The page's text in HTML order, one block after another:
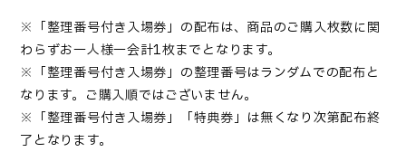
※「整理番号付き入場券」の配布は、商品のご購入枚数に関
わらずお一人様一会計1枚までとなります。
※「整理番号付き入場券」の整理番号はランダムでの配布と
なります。ご購入順ではございません。
※「整理番号付き入場券」「特典券」は無くなり次第配布終
了となります。